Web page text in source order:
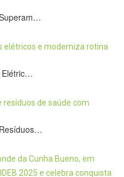
Elétric…